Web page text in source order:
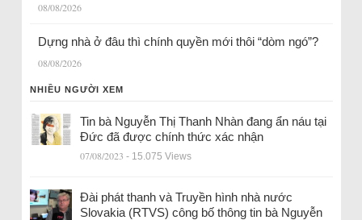
08/08/2026
Dựng nhà ở đâu thì chính quyền mới thôi “dòm ngó”?
08/08/2026
NHIỀU NGƯỜI XEM
Tin bà Nguyễn Thị Thanh Nhàn đang ẩn náu tại
Đức đã được chính thức xác nhận
07/08/2023 - 15.075 Views
Đài phát thanh và Truyền hình nhà nước
Slovakia (RTVS) công bố thông tin bà Nguyễn